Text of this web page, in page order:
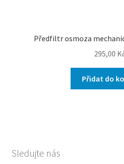
Předfiltr osmoza
295,00
Přidat do
Sledujte nás